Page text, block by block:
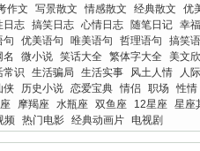
作文 写景散文 情感散文 经典散文
优
日志 搞笑日志 心情日志 随笔日记 幸
句 优美语句 唯美语句 哲理语句
搞笑
名 微小说 笑话大全 繁体字大全 美文
常识 生活骗局 生活实事 风土人情
人
侠 历史小说 恋爱宝典 情侣 职场
性情
摩羯座 水瓶座 双鱼座 12星座 星座
频 热门电影 经典动画片 电视剧